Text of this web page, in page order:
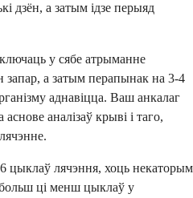
дзён, а затым ідзе перыяд
у сябе атрыманне
запар, а затым перапынак на 3-4
аднавіцца. Ваш анкалаг
аналізаў крыві і таго,
цыклаў лячэння, хоць некаторым
ці менш цыклаў у